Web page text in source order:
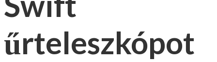
űrteleszkópot